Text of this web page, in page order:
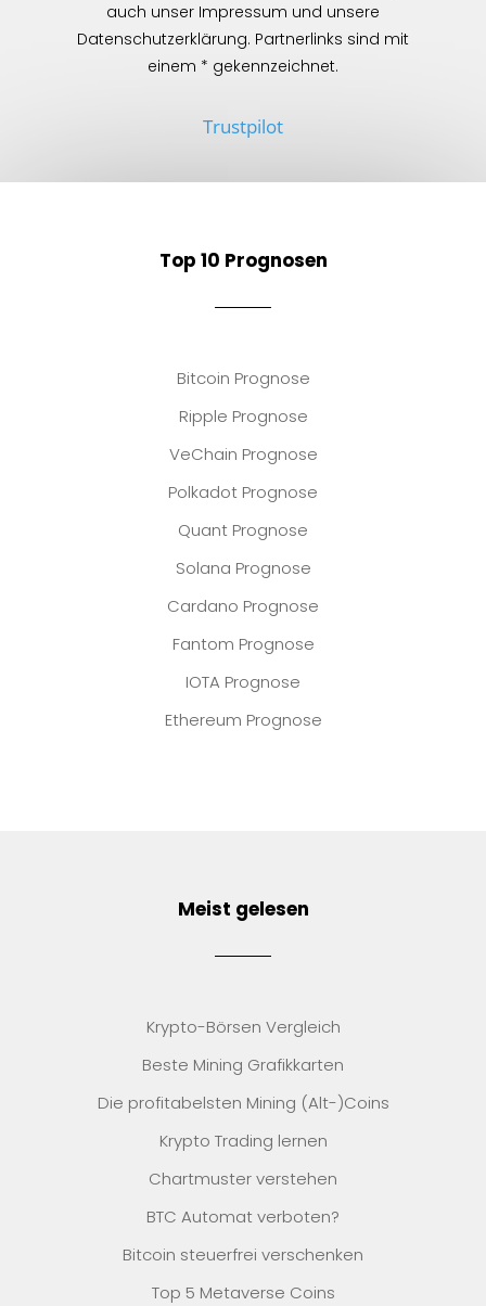
auch unser Impressum und unsere
Datenschutzerklärung. Partnerlinks sind mit
einem * gekennzeichnet.
Trustpilot
Top 10 Prognosen
Bitcoin Prognose
Ripple Prognose
VeChain Prognose
Polkadot Prognose
Quant Prognose
Solana Prognose
Cardano Prognose
Fantom Prognose
IOTA Prognose
Ethereum Prognose
Meist gelesen
Krypto-Börsen Vergleich
Beste Mining Grafikkarten
Die profitabelsten Mining (Alt-)Coins
Krypto Trading lernen
Chartmuster verstehen
BTC Automat verboten?
Bitcoin steuerfrei verschenken
Top 5 Metaverse Coins